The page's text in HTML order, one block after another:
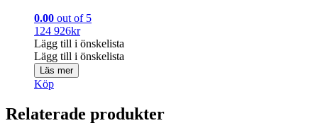
0.00 out of 5
124 926kr
Lägg till i önskelista
Lägg till i önskelista
Läs mer
Köp
Relaterade produkter